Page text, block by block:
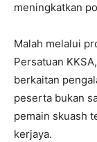
meningkatkan
Malah melalui
Persatuan
berkaitan
peserta bukan
pemain skuash
kerjaya.